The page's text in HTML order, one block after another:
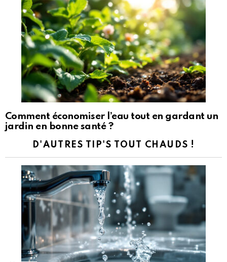
Comment économiser l’eau tout en gardant un
jardin en bonne santé ?
D'AUTRES TIP'S TOUT CHAUDS !